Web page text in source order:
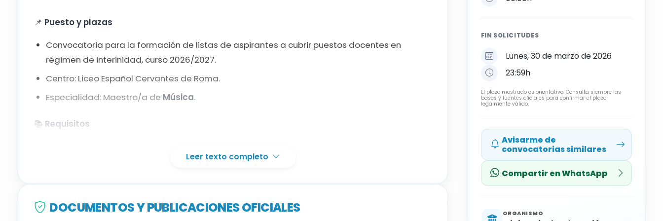
📌 Puesto y plazas
Convocatoria para la formación de listas de aspirantes a cubrir puestos docentes en
régimen de interinidad, curso 2026/2027.
Centro: Liceo Español Cervantes de Roma.
Especialidad: Maestro/a de Música.
📚 Requisitos
(todas las especialidades salvo Orientación Educativa, que
Leer texto completo
DOCUMENTOS Y PUBLICACIONES OFICIALES
FIN SOLICITUDES
Lunes, 30 de marzo de 2026
23:59h
El plazo mostrado es orientativo. Consulta siempre las
bases y fuentes oficiales para confirmar el plazo
legalmente válido.
Avisarme de
convocatorias similares
Compartir en WhatsApp
ORGANISMO